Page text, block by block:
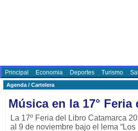
Principal Economia Deportes Turismo
Agenda / Cartelera
Música en la 17°
La 17º Feria del Libro Catamarca
al 9 de noviembre bajo el lema